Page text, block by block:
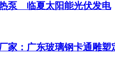
泵 临夏太阳能光伏发电
家：广东玻璃钢卡通雕塑